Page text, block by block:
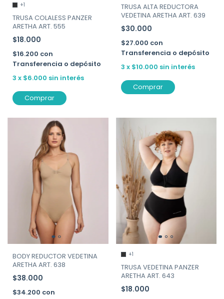
+1
TRUSA COLALESS PANZER
ARETHA ART. 555
$18.000
$16.200 con
Transferencia o depósito
3 x $6.000 sin interés
Comprar
TRUSA ALTA REDUCTORA
VEDETINA ARETHA ART. 639
$30.000
$27.000 con
Transferencia o depósito
3 x $10.000 sin interés
Comprar
BODY REDUCTOR VEDETINA
ARETHA ART. 638
$38.000
$34.200 con
+1
TRUSA VEDETINA PANZER
ARETHA ART. 643
$18.000